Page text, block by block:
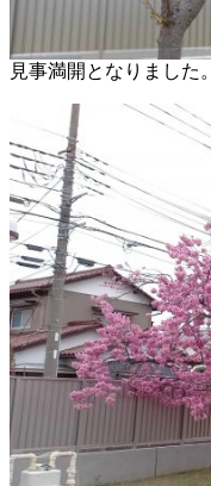
見事満開となりました。